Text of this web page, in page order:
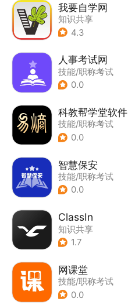
我要自学网
知识共享
4.3
人事考试网
技能/职称考试
0.0
科教帮学堂软件
技能/职称考试
0.0
智慧保安
技能/职称考试
0.0
ClassIn
知识共享
1.7
网课堂
技能/职称考试
0.0